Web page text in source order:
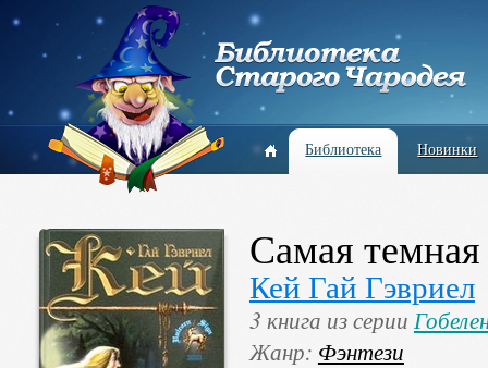
Библиотека Новинки
Самая темная
Кей Гай Гэвриел
3 книга из серии
Жанр: Фэнтези